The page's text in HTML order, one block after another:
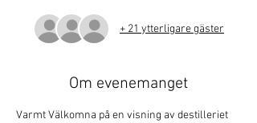
+ 21 ytterligare gäster
Om evenemanget
Varmt Välkomna på en visning av destilleriet